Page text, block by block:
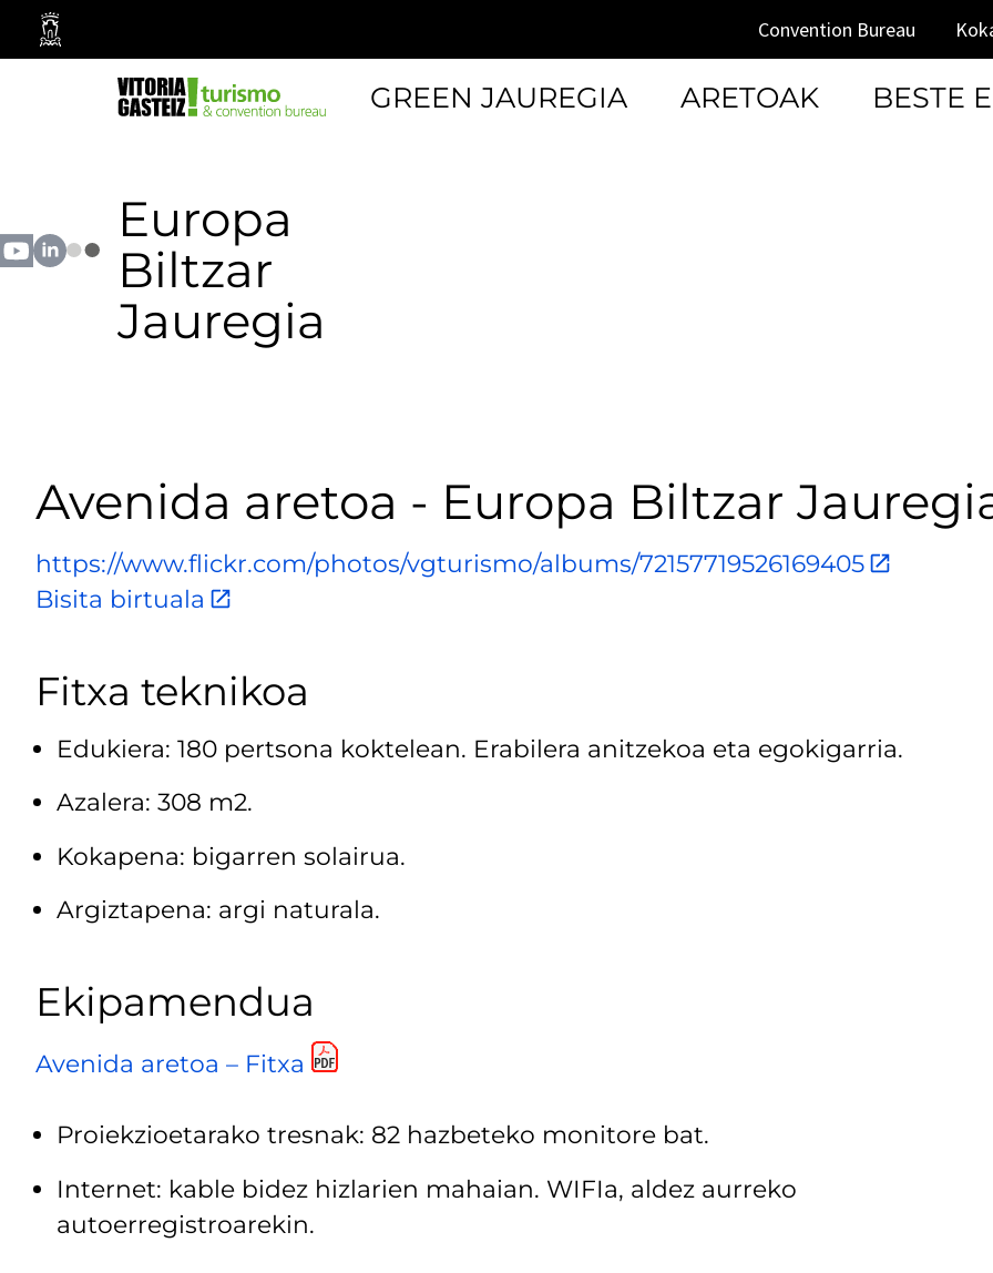
Vitoria-
Gasteizko
Convention Bureau
GREEN JAUREGIA ARETOAK BESTE
Europa
Biltzar
Jauregia
Avenida aretoa - Europa Biltzar
https://www.flickr.com/photos/vgturismo/albums/72157719526169405
Bisita birtuala
Fitxa teknikoa
Edukiera: 180 pertsona koktelean. Erabilera anitzekoa eta egokigarria.
Azalera: 308 m2.
Kokapena: bigarren solairua.
Argiztapena: argi naturala.
Ekipamendua
Avenida aretoa – Fitxa
Proiekzioetarako tresnak: 82 hazbeteko monitore bat.
Internet: kable bidez hizlarien mahaian. WIFIa, aldez aurreko
autoerregistroarekin.